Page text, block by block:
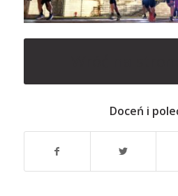
Doceń i